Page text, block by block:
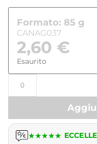
Formato: 85 g
CANAG037
2,60 €
Esaurito
★★★★★